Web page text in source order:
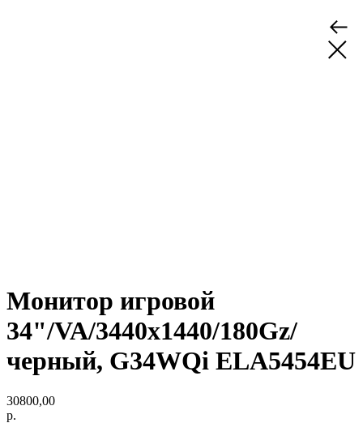
Монитор игровой
34"/VA/3440x1440/180Gz/
черный, G34WQi ELA5454EU
30800,00
р.